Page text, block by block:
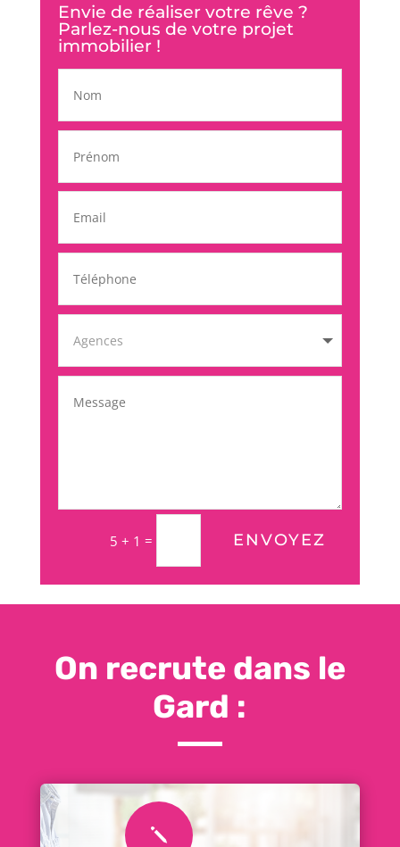
Envie de réaliser votre rêve ?
Parlez-nous de votre projet
immobilier !
5 + 1 = ENVOYEZ
On recrute dans le
Gard :
j